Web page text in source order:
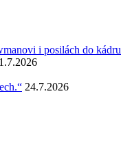
i posilách do kádru
24.7.2026